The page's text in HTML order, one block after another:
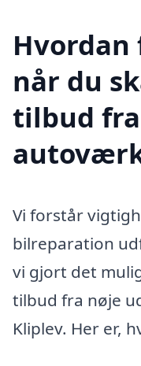
når du
tilbud
Vi forstår
bilreparation
vi gjort det
tilbud fra nøje
Kliplev. Her er,